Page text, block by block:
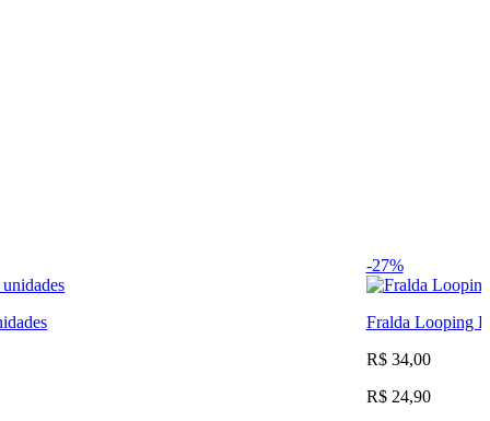
-27%
Fralda Looping
R$ 34,00
R$ 24,90